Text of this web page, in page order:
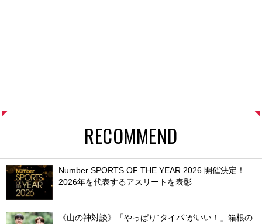
RECOMMEND
Number SPORTS OF THE YEAR 2026 開催決定！
2026年を代表するアスリートを表彰
《山の神対談》「やっぱり“タイパ”がいい！」箱根の